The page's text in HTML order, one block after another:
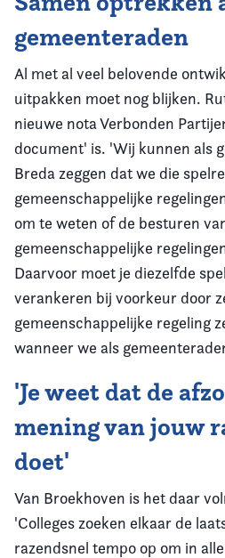
gemeenteraden
Al met al veel belovende
uitpakken moet nog blijken.
nieuwe nota Verbonden
document' is. 'Wij kunnen als
Breda zeggen dat we die
gemeenschappelijke
om te weten of de besturen
gemeenschappelijke
Daarvoor moet je diezelfde
verankeren bij voorkeur door
gemeenschappelijke regeling
wanneer we als
'Je weet dat de
mening van jouw
doet'
Van Broekhoven is het daar
'Colleges zoeken elkaar de
razendsnel tempo op om in